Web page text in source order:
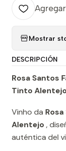
Mostrar
DESCRIPCIÓN
Rosa Santos
Tinto
Vinho da
Alentejo,
auténtica del